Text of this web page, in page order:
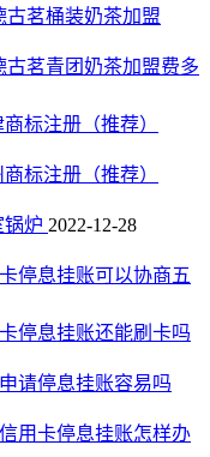
古茗桶装奶茶加盟
茗青团奶茶加盟费多
标注册（推荐）
标注册（推荐）
炉 2022-12-28
停息挂账可以协商五
停息挂账还能刷卡吗
请停息挂账容易吗
用卡停息挂账怎样办